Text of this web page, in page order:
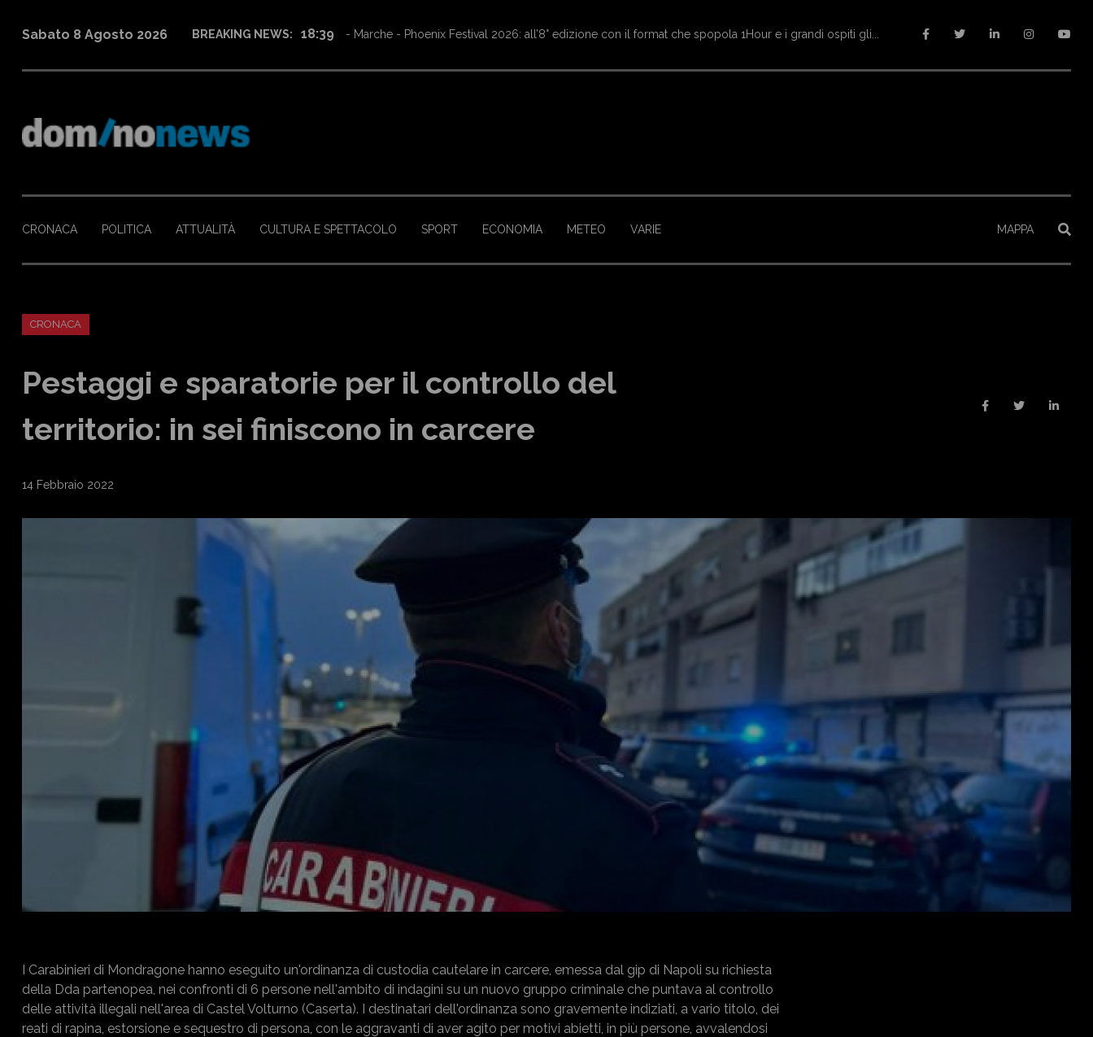
Sabato 8 Agosto 2026 BREAKING NEWS: 12:27 - Fioritura di Castelluccio, tornano le navette Contram per raggiungere l’altopiano
CRONACA POLITICA ATTUALITÀ CULTURA E SPETTACOLO SPORT ECONOMIA METEO VARIE MAPPA
CRONACA
Pestaggi e sparatorie per il controllo del
territorio: in sei finiscono in carcere
14 Febbraio 2022
I Carabinieri di Mondragone hanno eseguito un'ordinanza di custodia cautelare in carcere, emessa dal gip di Napoli su richiesta
della Dda partenopea, nei confronti di 6 persone nell'ambito di indagini su un nuovo gruppo criminale che puntava al controllo
delle attività illegali nell'area di Castel Volturno (Caserta). I destinatari dell'ordinanza sono gravemente indiziati, a vario titolo, dei
reati di rapina, estorsione e sequestro di persona, con le aggravanti di aver agito per motivi abietti, in più persone, avvalendosi